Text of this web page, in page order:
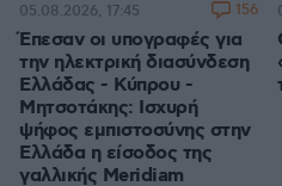
Έπεσαν οι υπογραφές για
την ηλεκτρική διασύνδεση
Ελλάδας - Κύπρου -
Μητσοτάκης: Ισχυρή
ψήφος εμπιστοσύνης στην
Ελλάδα η είσοδος της
γαλλικής Meridiam
05.08.2026, 17:45 156